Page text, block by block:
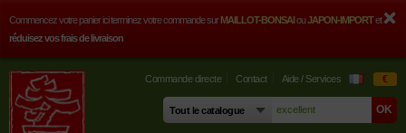
Commencez votre panier ici terminez votre commande surMAILLOT-BONSAIouJAPON-IMPORTet
réduisez vos frais de livraison
Commande directe Contact Aide / Services €